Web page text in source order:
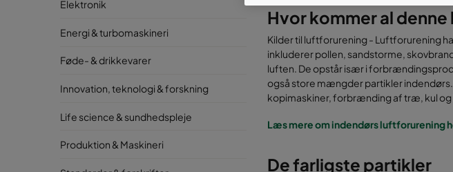
Elektronik
Energi & turbomaskineri
Føde- & drikkevarer
Innovation, teknologi & forskning
Life science & sundhedspleje
Produktion & Maskineri
Hvor kommer al
Kilder til luftforurening - Luftforurening
inkluderer pollen, sandstorme,
luften. De opstår især i
også store mængder partikler
kopimaskiner, forbrænding af træ, kul og
Læs mere om indendørs luftforurening
De farligste partikler